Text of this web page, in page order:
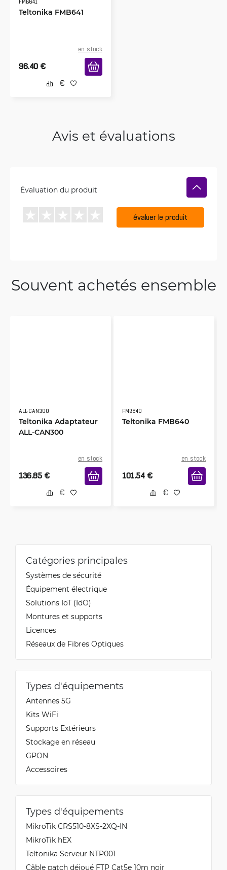
FMB641
Teltonika FMB641
en stock
96.40 €
Avis et évaluations
Évaluation du produit
évaluer le produit
Souvent achetés ensemble
ALL-CAN300
Teltonika Adaptateur
ALL-CAN300
en stock
136.85 €
FMB640
Teltonika FMB640
en stock
101.54 €
Catégories principales
Systèmes de sécurité
Équipement électrique
Solutions IoT (IdO)
Montures et supports
Licences
Réseaux de Fibres Optiques
Types d'équipements
Antennes 5G
Kits WiFi
Supports Extérieurs
Stockage en réseau
GPON
Accessoires
Types d'équipements
MikroTik CRS510-8XS-2XQ-IN
MikroTik hEX
Teltonika Serveur NTP001
Câble patch déjoué FTP Cat5e 10m noir